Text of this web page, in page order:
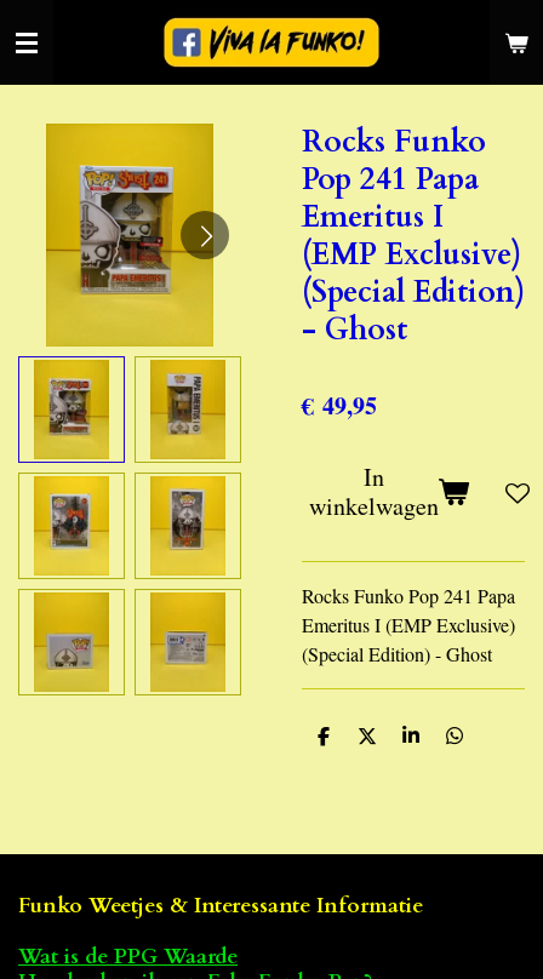
direct
naar
Rocks Funko
Pop 241 Papa
Emeritus I
(EMP Exclusive)
(Special Edition)
- Ghost
€ 49,95
In
winkelwagen
Rocks Funko Pop 241 Papa
Emeritus I (EMP Exclusive)
(Special Edition) - Ghost
D
D
S
D
Funko Weetjes & Interessante Informatie
Wat is de PPG Waarde